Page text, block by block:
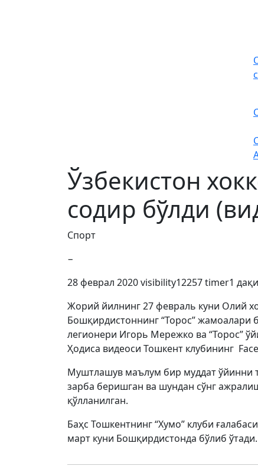
Ўзбекистон
содир бўлди
Спорт
−
28 феврал 2020visibility12257timer1
Жорий йилнинг 27 февраль куни Олий
Бошқирдистоннинг “Торос” жамоалари
легионери Игорь Мережко ва “Торос”
Ҳодиса видеоси Тошкент клубининг
Муштлашув маълум бир муддат ўйинни
зарба беришган ва шундан сўнг
қўлланилган.
Баҳс Тошкентнинг “Хумо” клуби
март куни Бошқирдистонда бўлиб ўтади.